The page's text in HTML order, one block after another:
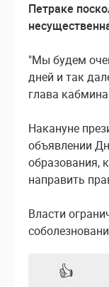
Петраке
"Мы будем
дней и так
глава
Накануне
объявлении
образования,
направить
Власти
👍